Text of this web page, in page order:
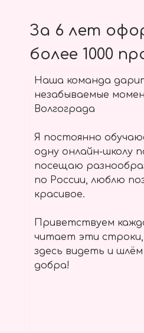
За 6 лет
более 1000
Наша команда
незабываемые
Волгограда
Я постоянно
одну онлайн-школу
посещаю
по России, люблю
красивое.
Приветствуем
читает эти
здесь видеть и шлём
добра!